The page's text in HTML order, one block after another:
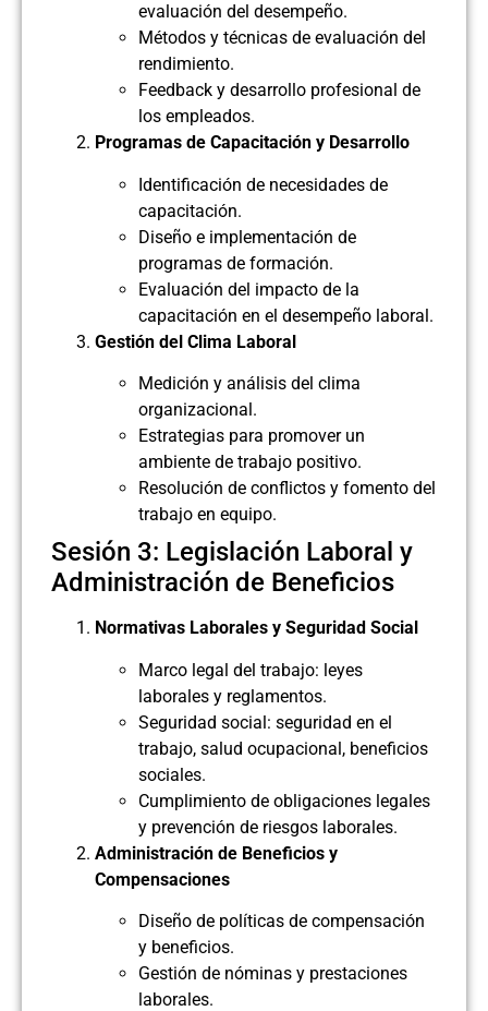
evaluación del desempeño.
Métodos y técnicas de evaluación del
rendimiento.
Feedback y desarrollo profesional de
los empleados.
Programas de Capacitación y Desarrollo
Identificación de necesidades de
capacitación.
Diseño e implementación de
programas de formación.
Evaluación del impacto de la
capacitación en el desempeño laboral.
Gestión del Clima Laboral
Medición y análisis del clima
organizacional.
Estrategias para promover un
ambiente de trabajo positivo.
Resolución de conflictos y fomento del
trabajo en equipo.
Sesión 3: Legislación Laboral y
Administración de Beneficios
Normativas Laborales y Seguridad Social
Marco legal del trabajo: leyes
laborales y reglamentos.
Seguridad social: seguridad en el
trabajo, salud ocupacional, beneficios
sociales.
Cumplimiento de obligaciones legales
y prevención de riesgos laborales.
Administración de Beneficios y
Compensaciones
Diseño de políticas de compensación
y beneficios.
Gestión de nóminas y prestaciones
laborales.